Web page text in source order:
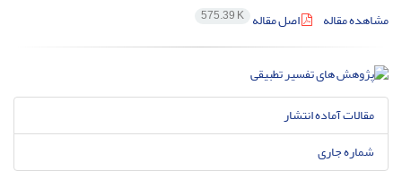
مشاهده مقاله
اصل مقاله 575.39 K
مقالات آماده انتشار
شماره جاری